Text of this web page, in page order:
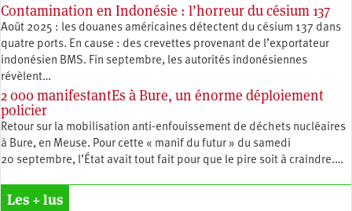
Contamination en Indonésie : l’horreur du césium 137
Août 2025 : les douanes américaines détectent du césium 137 dans
quatre ports. En cause : des crevettes provenant de l’exportateur
indonésien BMS. Fin septembre, les autorités indonésiennes
révèlent…
2 000 manifestantEs à Bure, un énorme déploiement
policier
Retour sur la mobilisation anti-enfouissement de déchets nucléaires
à Bure, en Meuse. Pour cette « manif du futur » du samedi
20 septembre, l’État avait tout fait pour que le pire soit à craindre.…
Les + lus